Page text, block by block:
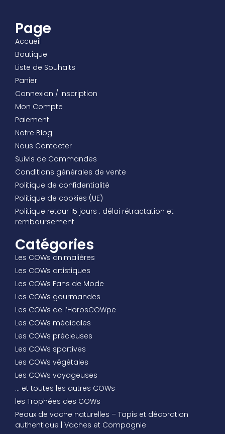
Page
Accueil
Boutique
Liste de Souhaits
Panier
Connexion / Inscription
Mon Compte
Paiement
Notre Blog
Nous Contacter
Suivis de Commandes
Conditions générales de vente
Politique de confidentialité
Politique de cookies (UE)
Politique retour 15 jours : délai rétractation et
remboursement
Catégories
Les COWs animalières
Les COWs artistiques
Les COWs Fans de Mode
Les COWs gourmandes
Les COWs de l’HorosCOWpe
Les COWs médicales
Les COWs précieuses
Les COWs sportives
Les COWs végétales
Les COWs voyageuses
… et toutes les autres COWs
les Trophées des COWs
Peaux de vache naturelles – Tapis et décoration
authentique | Vaches et Compagnie